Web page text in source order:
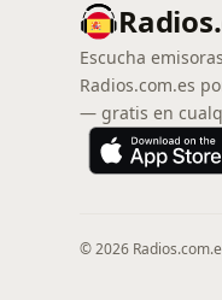
Escucha
Radios.com.es
— gratis en
© 2026